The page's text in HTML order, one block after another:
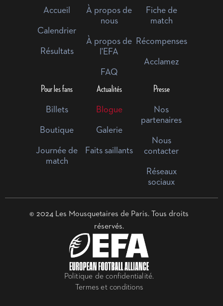
Accueil
Calendrier
Résultats
À propos de
nous
À propos de
l'EFA
FAQ
Fiche de
match
Récompenses
Acclamez
Pour les fans
Billets
Boutique
Journée de
match
Actualités
Blogue
Galerie
Faits saillants
Presse
Nos
partenaires
Nous
contacter
Réseaux
sociaux
© 2024 Les Mousquetaires de Paris. Tous droits
réservés.
Politique de confidentialité.
Termes et conditions